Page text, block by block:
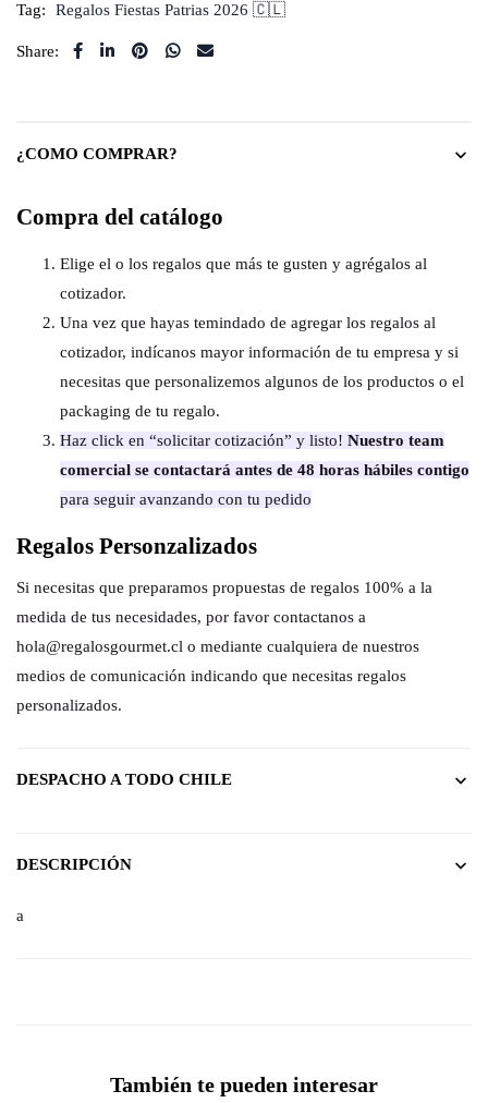
Tag: Regalos Fiestas Patrias 2026 🇨🇱
Share:
¿COMO COMPRAR?
Compra del catálogo
Elige el o los regalos que más te gusten y agrégalos al
cotizador.
Una vez que hayas temindado de agregar los regalos al
cotizador, indícanos mayor información de tu empresa y si
necesitas que personalizemos algunos de los productos o el
packaging de tu regalo.
Haz click en “solicitar cotización” y listo! Nuestro team
comercial se contactará antes de 48 horas hábiles contigo
para seguir avanzando con tu pedido
Regalos Personzalizados
Si necesitas que preparamos propuestas de regalos 100% a la
medida de tus necesidades, por favor contactanos a
hola@regalosgourmet.cl o mediante cualquiera de nuestros
medios de comunicación indicando que necesitas regalos
personalizados.
DESPACHO A TODO CHILE
DESCRIPCIÓN
a
También te pueden interesar